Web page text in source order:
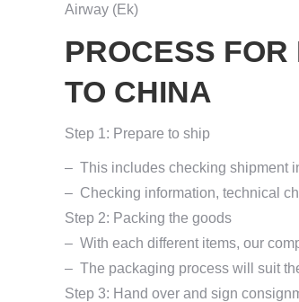
Airway (Ek)
PROCESS
TO CHINA
Step 1: Prepare to ship
– This includes checking shipment
– Checking information, technical
Step 2: Packing the goods
– With each different items, our
– The packaging process will suit
Step 3: Hand over and sign